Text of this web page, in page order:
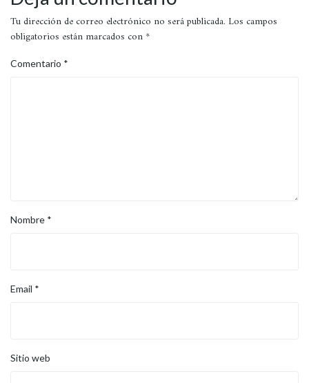
Tu dirección de correo electrónico no será publicada. Los campos
obligatorios están marcados con *
Comentario *
Nombre *
Email *
Sitio web